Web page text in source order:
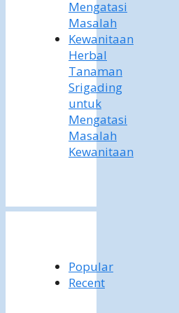
Herbal
Tanaman
Srigading
untuk
Mengatasi
Masalah
Kewanitaan
Popular
Recent